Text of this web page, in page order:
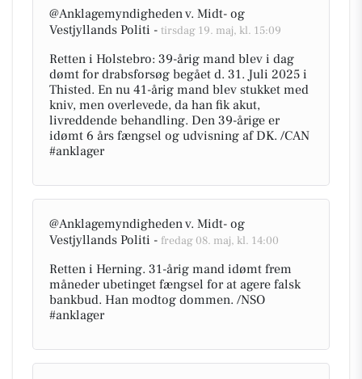
@Anklagemyndigheden v. Midt- og
Vestjyllands Politi - tirsdag 19. maj, kl. 15:09
Retten i Holstebro: 39-årig mand blev i dag
dømt for drabsforsøg begået d. 31. Juli 2025 i
Thisted. En nu 41-årig mand blev stukket med
kniv, men overlevede, da han fik akut,
livreddende behandling. Den 39-årige er
idømt 6 års fængsel og udvisning af DK. /CAN
#anklager
@Anklagemyndigheden v. Midt- og
Vestjyllands Politi - fredag 08. maj, kl. 14:00
Retten i Herning. 31-årig mand idømt frem
måneder ubetinget fængsel for at agere falsk
bankbud. Han modtog dommen. /NSO
#anklager